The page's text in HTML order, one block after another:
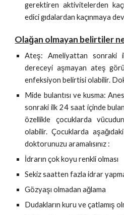
gerektiren aktivitelerden
edici gıdalardan kaçınmaya
Olağan olmayan belirtiler
Ateş: Ameliyattan sonraki
dereceyi aşmayan ateş
enfeksiyon belirtisi olabilir.
Mide bulantısı ve kusma:
sonraki ilk 24 saat içinde
özellikle çocuklarda
olabilir. Çocuklarda
doktorunuzu aramalısınız :
İdrarın çok koyu renkli olması
Sekiz saatten fazla idrar
Gözyaşı olmadan ağlama
Dudakların kuru ve çatlamış